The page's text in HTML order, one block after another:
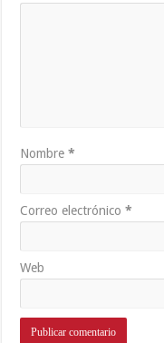
Nombre*
Correo electrónico*
Web